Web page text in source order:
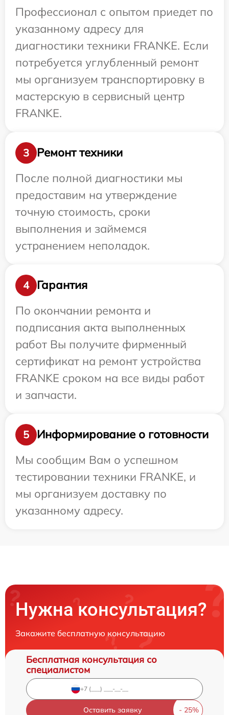
Профессионал с опытом приедет по
указанному адресу для
диагностики техники FRANKE. Если
потребуется углубленный ремонт
мы организуем транспортировку в
мастерскую в сервисный центр
FRANKE.
3
Ремонт техники
После полной диагностики мы
предоставим на утверждение
точную стоимость, сроки
выполнения и займемся
устранением неполадок.
4
Гарантия
По окончании ремонта и
подписания акта выполненных
работ Вы получите фирменный
сертификат на ремонт устройства
FRANKE сроком на все виды работ
и запчасти.
5
Информирование о готовности
Мы сообщим Вам о успешном
тестировании техники FRANKE, и
мы организуем доставку по
указанному адресу.
Нужна консультация?
Закажите бесплатную консультацию
Бесплатная консультация со
специалистом
Оставить заявку